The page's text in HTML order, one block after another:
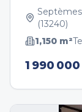
(13240)
1,150 m²
1 990